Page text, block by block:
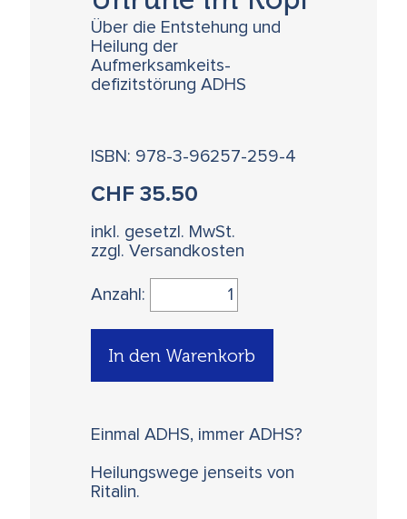
Über die Entstehung und
Heilung der
Aufmerksamkeits-
defizitstörung ADHS
ISBN: 978-3-96257-259-4
CHF35.50
inkl. gesetzl. MwSt.
zzgl. Versandkosten
Anzahl:
In den Warenkorb
Einmal ADHS, immer ADHS?
Heilungswege jenseits von
Ritalin.